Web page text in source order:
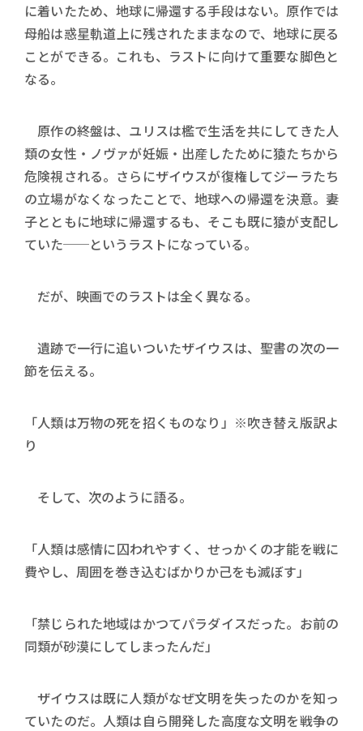
に着いたため、地球に帰還する手段はない。原作では
母船は惑星軌道上に残されたままなので、地球に戻る
ことができる。これも、ラストに向けて重要な脚色と
なる。
原作の終盤は、ユリスは檻で生活を共にしてきた人
類の女性・ノヴァが妊娠・出産したために猿たちから
危険視される。さらにザイウスが復権してジーラたち
の立場がなくなったことで、地球への帰還を決意。妻
子とともに地球に帰還するも、そこも既に猿が支配し
ていた──というラストになっている。
だが、映画でのラストは全く異なる。
遺跡で一行に追いついたザイウスは、聖書の次の一
節を伝える。
「人類は万物の死を招くものなり」※吹き替え版訳よ
り
そして、次のように語る。
「人類は感情に囚われやすく、せっかくの才能を戦に
費やし、周囲を巻き込むばかりか己をも滅ぼす」
「禁じられた地域はかつてパラダイスだった。お前の
同類が砂漠にしてしまったんだ」
ザイウスは既に人類がなぜ文明を失ったのかを知っ
ていたのだ。人類は自ら開発した高度な文明を戦争の